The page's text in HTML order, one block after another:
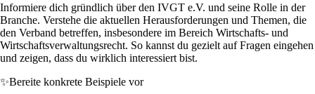
Informiere dich gründlich über den IVGT e.V. und seine Rolle in der
Branche. Verstehe die aktuellen Herausforderungen und Themen, die
den Verband betreffen, insbesondere im Bereich Wirtschafts- und
Wirtschaftsverwaltungsrecht. So kannst du gezielt auf Fragen eingehen
und zeigen, dass du wirklich interessiert bist.
✨Bereite konkrete Beispiele vor